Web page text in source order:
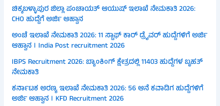
ಚಿಕ್ಕಬಳ್ಳಾಪುರ ಜಿಲ್ಲಾ ಪಂಚಾಯತ್ ಆಯುಷ್ ಇಲಾಖೆ ನೇಮಕಾತಿ 2026:
CHO ಹುದ್ದೆಗೆ ಅರ್ಜಿ ಆಹ್ವಾನ
ಅಂಚೆ ಇಲಾಖೆ ನೇಮಕಾತಿ 2026: 11 ಸ್ಟಾಫ್ ಕಾರ್ ಡ್ರೈವರ್ ಹುದ್ದೆಗಳಿಗೆ ಅರ್ಜಿ
ಆಹ್ವಾನ । India Post recruitment 2026
IBPS Recruitment 2026: ಬ್ಯಾಂಕಿಂಗ್ ಕ್ಷೇತ್ರದಲ್ಲಿ 11403 ಹುದ್ದೆಗಳ ಬೃಹತ್
ನೇಮಕಾತಿ
ಕರ್ನಾಟಕ ಅರಣ್ಯ ಇಲಾಖೆ ನೇಮಕಾತಿ 2026: 56 ಆನೆ ಕವಾಡಿಗ ಹುದ್ದೆಗಳಿಗೆ
ಅರ್ಜಿ ಆಹ್ವಾನ । KFD Recruitment 2026